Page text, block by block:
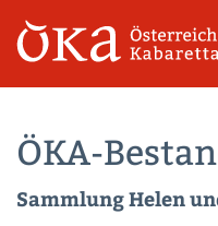
ÖKA-
Sammlung Helen